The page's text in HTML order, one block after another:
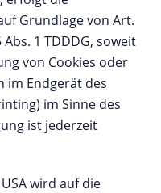
Grundlage von Art.
Abs. 1 TDDDG, soweit
von Cookies oder
im Endgerät des
im Sinne des
ist jederzeit
wird auf die